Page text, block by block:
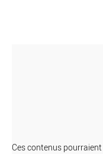
Ces contenus pourraient